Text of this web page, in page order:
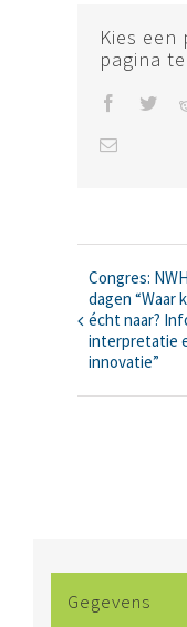
Kies
pagina
Facebook
E-
Navigatie
Congres:
dagen “Waar
écht naar?
interpretatie
innovatie”
Gegevens